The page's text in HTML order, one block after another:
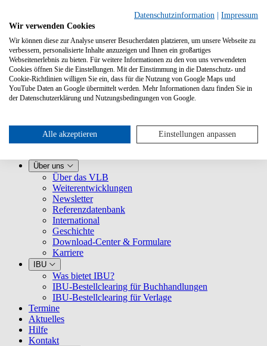
Leistungen
VLB kennenlernen
Für Selfpublisher
Für Dienstleister
Über uns
Über das VLB
Weiterentwicklungen
Newsletter
Referenzdatenbank
International
Geschichte
Download-Center & Formulare
Karriere
IBU
Was bietet IBU?
IBU-Bestellclearing für Buchhandlungen
IBU-Bestellclearing für Verlage
Termine
Aktuelles
Hilfe
Kontakt
Datenschutzinformation
Impressum
Wir verwenden Cookies
Wir können diese zur Analyse unserer Besucherdaten platzieren, um unsere Webseite zu
verbessern, personalisierte Inhalte anzuzeigen und Ihnen ein großartiges
Webseitenerlebnis zu bieten. Für weitere Informationen zu den von uns verwendeten
Cookies öffnen Sie die Einstellungen. Mit der Einstimmung in die Datenschutz- und
Cookie-Richtlinien willigen Sie ein, dass für die Nutzung von Google Maps und
YouTube Daten an Google übermittelt werden. Mehr Informationen dazu finden Sie in
der Datenschutzerklärung und Nutzungsbedingungen von Google.
Alle akzeptieren Einstellungen anpassen